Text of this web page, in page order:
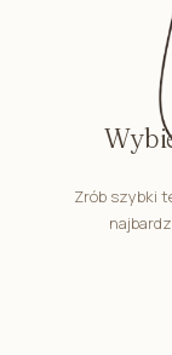
Zrób szybki